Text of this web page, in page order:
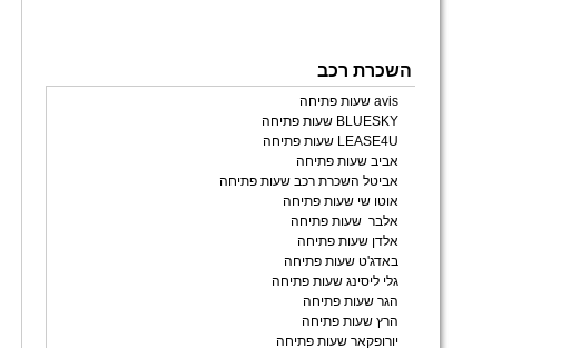
השכרת רכב
avis שעות פתיחה
BLUESKY שעות פתיחה
LEASE4U שעות פתיחה
אביב שעות פתיחה
אביטל השכרת רכב שעות פתיחה
אוטו שי שעות פתיחה
אלבר שעות פתיחה
אלדן שעות פתיחה
באדג'ט שעות פתיחה
גלי ליסינג שעות פתיחה
הגר שעות פתיחה
הרץ שעות פתיחה
יורופקאר שעות פתיחה